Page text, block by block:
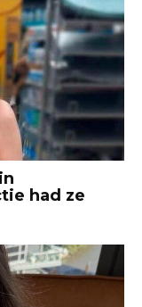
had ze